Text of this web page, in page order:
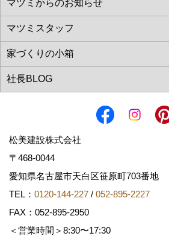
松美建設株式会社
〒468-0044
愛知県名古屋市天白区笹原町703番地
TEL： 0120-144-227 / 052-895-2227
FAX：052-895-2950
＜営業時間＞8:30〜17:30